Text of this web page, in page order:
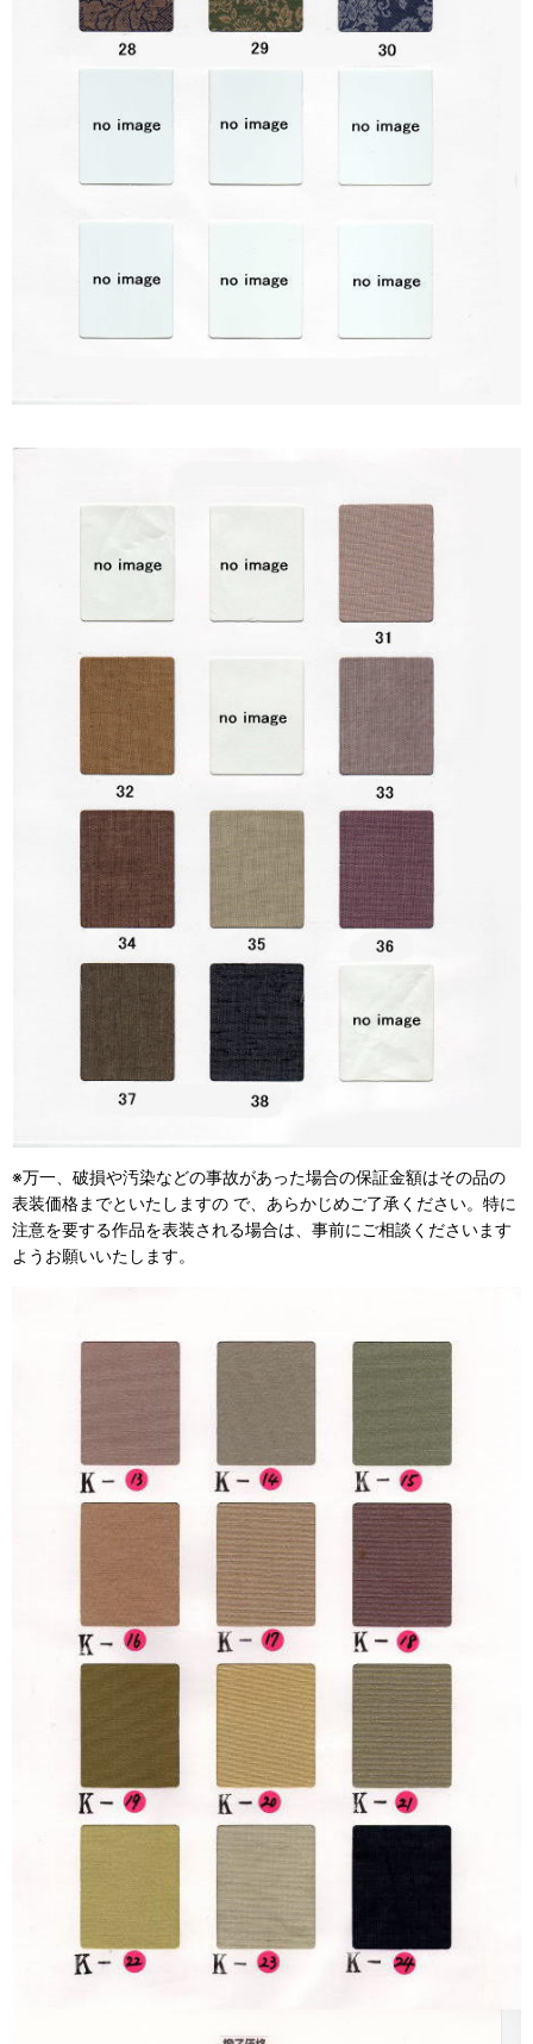
※万一、破損や汚染などの事故があった場合の保証金額はその品の
表装価格までといたしますの で、あらかじめご了承ください。特に
注意を要する作品を表装される場合は、事前にご相談くださいます
ようお願いいたします。